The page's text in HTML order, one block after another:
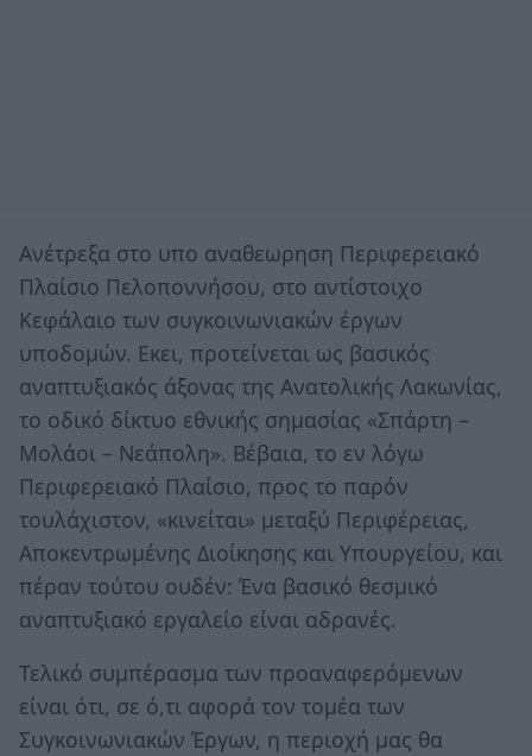
Ανέτρεξα στο υπο αναθεωρηση Περιφερειακό
Πλαίσιο Πελοποννήσου, στο αντίστοιχο
Κεφάλαιο των συγκοινωνιακών έργων
υποδομών. Εκει, προτείνεται ως βασικός
αναπτυξιακός άξονας της Ανατολικής Λακωνίας,
το οδικό δίκτυο εθνικής σημασίας «Σπάρτη –
Μολάοι – Νεάπολη». Βέβαια, το εν λόγω
Περιφερειακό Πλαίσιο, προς το παρόν
τουλάχιστον, «κινείται» μεταξύ Περιφέρειας,
Αποκεντρωμένης Διοίκησης και Υπουργείου, και
πέραν τούτου ουδέν: Ένα βασικό θεσμικό
αναπτυξιακό εργαλείο είναι αδρανές.
Τελικό συμπέρασμα των προαναφερόμενων
είναι ότι, σε ό,τι αφορά τον τομέα των
Συγκοινωνιακών Έργων, η περιοχή μας θα